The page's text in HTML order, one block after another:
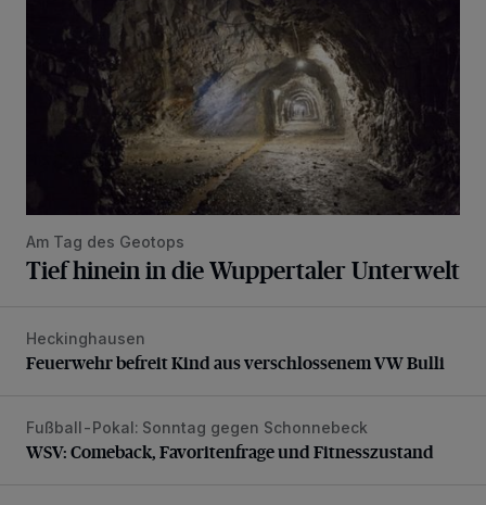
Am Tag des Geotops
Tief hinein in die Wuppertaler Unterwelt
Feuerwehr befreit Kind aus verschlossenem VW Bulli
Heckinghausen
Feuerwehr befreit Kind aus verschlossenem VW Bulli
WSV: Comeback, Favoritenfrage und Fitnesszustand
Fußball-Pokal: Sonntag gegen Schonnebeck
WSV: Comeback, Favoritenfrage und Fitnesszustand